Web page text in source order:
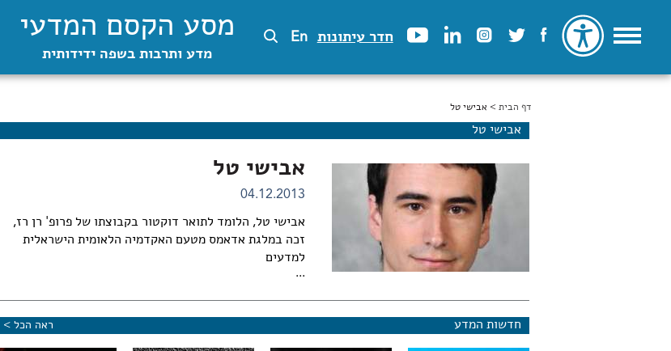
חדר עיתונות En מסע הקסם המדעי
מדע ותרבות בשפה ידידותית
הינך נמצא כאן
דף הבית > אבישי טל
אבישי טל
אבישי טל
04.12.2013
אבישי טל, הלומד לתואר דוקטור בקבוצתו של פרופ' רן רז,
זכה במלגת אדאמס מטעם האקדמיה הלאומית הישראלית
למדעים
...
חדשות המדע ראה הכל >